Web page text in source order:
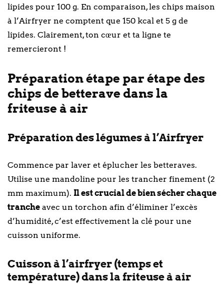
lipides pour 100 g. En comparaison, les chips maison
à l’Airfryer ne comptent que 150 kcal et 5 g de
lipides. Clairement, ton cœur et ta ligne te
remercieront !
Préparation étape par étape des
chips de betterave dans la
friteuse à air
Préparation des légumes à l’Airfryer
Commence par laver et éplucher les betteraves.
Utilise une mandoline pour les trancher finement (2
mm maximum). Il est crucial de bien sécher chaque
tranche avec un torchon afin d’éliminer l’excès
d’humidité, c’est effectivement la clé pour une
cuisson uniforme.
Cuisson à l’airfryer (temps et
température) dans la friteuse à air